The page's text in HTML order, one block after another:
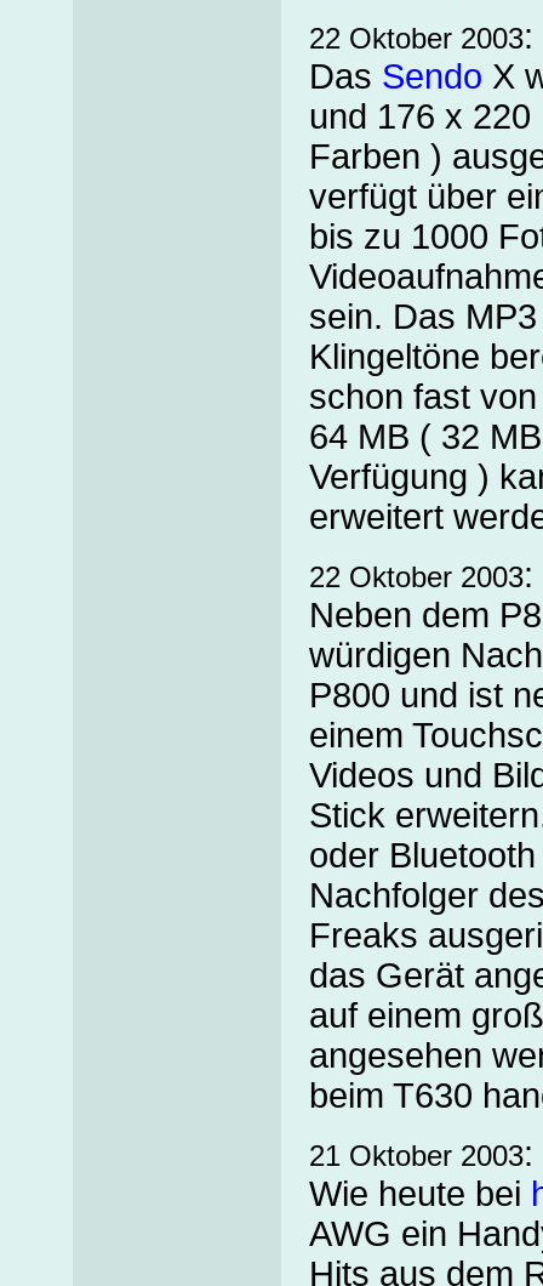
22 Oktober 2003:
Das Sendo X
und 176 x
Farben )
verfügt über
bis zu 1000
sein. Das
Klingeltöne
schon fast
64 MB ( 32
Verfügung )
erweitert
22 Oktober 2003:
Neben dem
würdigen
P800 und ist
einem
Videos und
Stick
oder
Nachfolger
Freaks
das Gerät
auf einem
angesehen
beim T630
21 Oktober 2003:
Wie heute bei
AWG ein
Hits aus dem